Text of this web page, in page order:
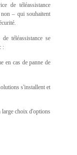
de téléassistance
– qui souhaitent
téléassistance se
:
en cas de panne de
s'installent et
large choix d'options